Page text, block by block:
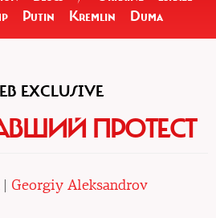
Putin Kremlin Duma
EXCLUSIVE
ПРОТЕСТ
Georgiy Aleksandrov